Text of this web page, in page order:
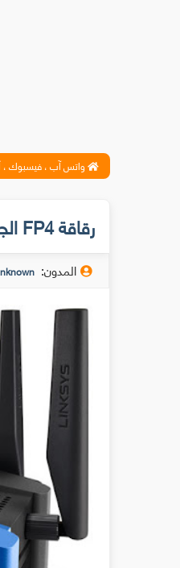
واتس آب ، فيسبوك ،
رقاقة FP4 الجديدة لنوكيا يمكنها أن تجعل الراوتر 10 مرات أسرع مما تتخيل !
المدون: